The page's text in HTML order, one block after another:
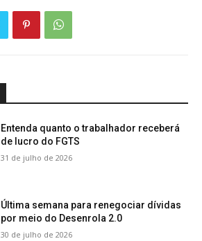
Entenda quanto o trabalhador receberá
de lucro do FGTS
31 de julho de 2026
Última semana para renegociar dívidas
por meio do Desenrola 2.0
30 de julho de 2026